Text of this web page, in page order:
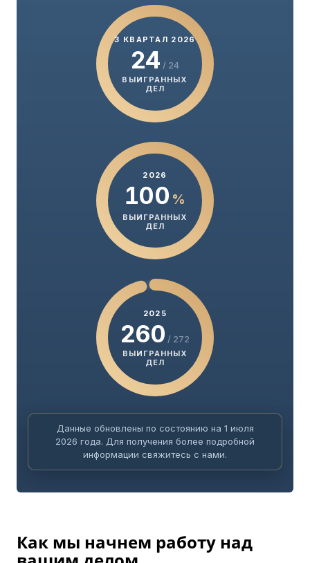
3 КВАРТАЛ 2026
24 / 24
ВЫИГРАННЫХ
ДЕЛ
2026
100 %
ВЫИГРАННЫХ
ДЕЛ
2025
260 / 272
ВЫИГРАННЫХ
ДЕЛ
Данные обновлены по состоянию на 1 июля
2026 года. Для получения более подробной
информации свяжитесь с нами.
Как мы начнем работу над